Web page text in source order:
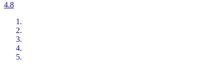
4.8